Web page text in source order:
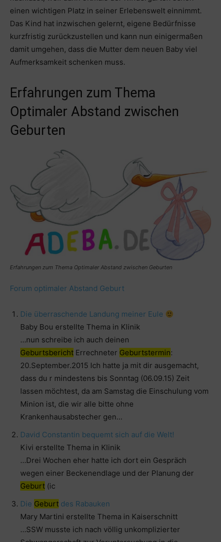
einen wichtigen Platz in seiner Erlebenswelt einnimmt.
Das Kind hat inzwischen gelernt, eigene Bedürfnisse
kurzfristig zurückzustellen und kann nun einigermaßen
damit umgehen, dass die Mutter dem neuen Baby viel
Aufmerksamkeit schenken muss.
Erfahrungen zum Thema
Optimaler Abstand zwischen
Geburten
Erfahrungen zum Thema Optimaler Abstand zwischen Geburten
Forum optimaler Abstand Geburt
Die überraschende Landung meiner Eule
Baby Bou erstellte Thema in Klinik
…nun schreibe ich auch deinen
Geburtsbericht Errechneter Geburtstermin:
20.September.2015 Ich hatte ja mit dir ausgemacht,
dass du r mindestens bis Sonntag (06.09.15) Zeit
lassen möchtest, da am Samstag die Einschulung vom
Minion ist, die wir alle bitte ohne
Krankenhausabstecher gen…
David Constantin bequemt sich auf die Welt!
Kivi erstellte Thema in Klinik
…Drei Wochen eher hatte ich dort ein Gespräch
wegen einer Beckenendlage und der Planung der
Geburt (ic
Die Geburt des Rabauken
Mary Martini erstellte Thema in Kaiserschnitt
…SSW musste ich nach völlig unkomplizierter